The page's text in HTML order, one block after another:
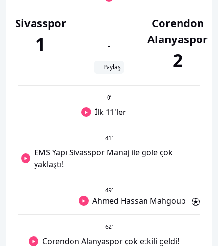
Sivasspor
1 -
Paylaş
Corendon
Alanyaspor
2
0’
İlk 11'ler
41’
EMS Yapı Sivasspor Manaj ile gole çok
yaklaştı!
49’
Ahmed Hassan Mahgoub
62’
Corendon Alanyaspor çok etkili geldi!